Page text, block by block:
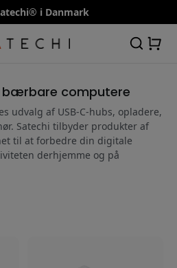
i Danmark
bærbare computere
udvalg af USB-C-hubs, opladere,
Satechi tilbyder produkter af
til at forbedre din digitale
derhjemme og på